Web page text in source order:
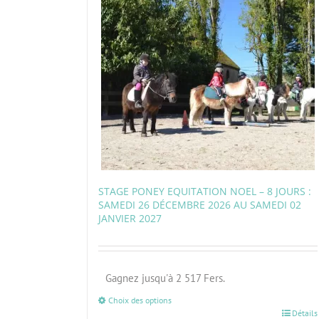
STAGE PONEY EQUITATION NOEL – 8 JOURS :
SAMEDI 26 DÉCEMBRE 2026 AU SAMEDI 02
JANVIER 2027
Gagnez jusqu'à 2 517 Fers.
Choix des options
Détails